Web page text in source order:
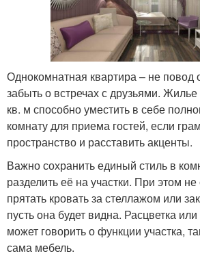
Однокомнатная квартира – не повод
забыть о встречах с друзьями.
кв. м способно уместить в себе
комнату для приема гостей, если
пространство и расставить акценты.
Важно сохранить единый стиль в
разделить её на участки. При этом
прятать кровать за стеллажом или
пусть она будет видна. Расцветка или
может говорить о функции участка,
сама мебель.